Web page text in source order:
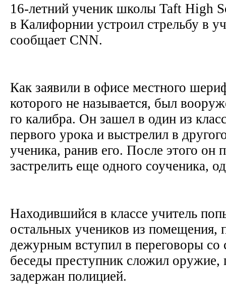
16-летний ученик школы Taft High
в Калифорнии устроил стрельбу в
сообщает CNN.
Как заявили в офисе местного
которого не называется, был
го калибра. Он зашел в один из
первого урока и выстрелил в
ученика, ранив его. После этого он
застрелить еще одного соученика,
Находившийся в классе учитель
остальных учеников из помещения,
дежурным вступил в переговоры со
беседы преступник сложил оружие,
задержан полицией.